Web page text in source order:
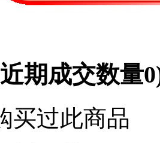
期成交数量0
买过此商品